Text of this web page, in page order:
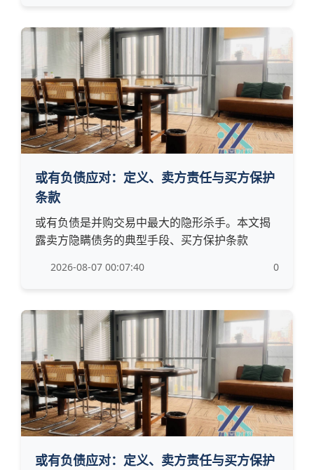
或有负债应对：定义、卖方责任与买方保护
条款
或有负债是并购交易中最大的隐形杀手。本文揭
露卖方隐瞒债务的典型手段、买方保护条款
2026-08-07 00:07:40 0
或有负债应对：定义、卖方责任与买方保护